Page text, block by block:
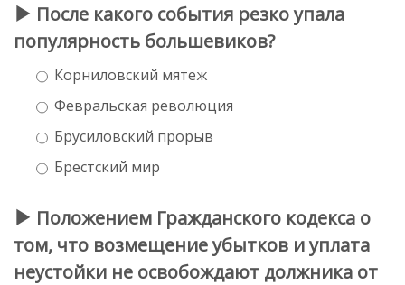
После какого события резко упала
популярность большевиков?
Корниловский мятеж
Февральская революция
Брусиловский прорыв
Брестский мир
Положением Гражданского кодекса о
том, что возмещение убытков и уплата
неустойки не освобождают должника от